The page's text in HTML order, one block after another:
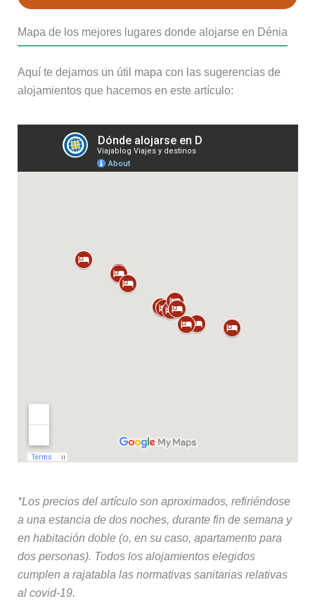
Mapa de los mejores lugares donde alojarse en Dénia
Aquí te dejamos un útil mapa con las sugerencias de
alojamientos que hacemos en este artículo:
*Los precios del artículo son aproximados, refiriéndose
a una estancia de dos noches, durante fin de semana y
en habitación doble (o, en su caso, apartamento para
dos personas). Todos los alojamientos elegidos
cumplen a rajatabla las normativas sanitarias relativas
al covid-19.